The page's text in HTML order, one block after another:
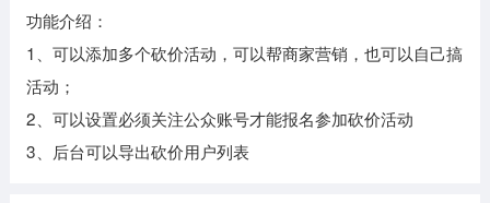
功能介绍：
1、可以添加多个砍价活动，可以帮商家营销，也可以自己搞
活动；
2、可以设置必须关注公众账号才能报名参加砍价活动
3、后台可以导出砍价用户列表